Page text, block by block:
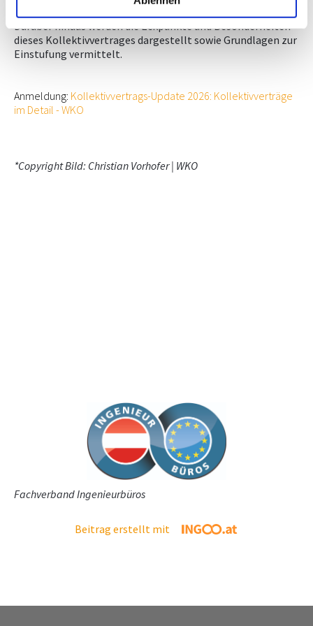
Immo-KV erfasst ist und wie es in Mischbetrieben aussieht.
Darüber hinaus werden die Eckpunkte und Besonderheiten
dieses Kollektivvertrages dargestellt sowie Grundlagen zur
Einstufung vermittelt.
Anmeldung: Kollektivvertrags-Update 2026: Kollektivverträge
im Detail - WKO
*Copyright Bild: Christian Vorhofer | WKO
Fachverband Ingenieurbüros
Beitrag erstellt mit